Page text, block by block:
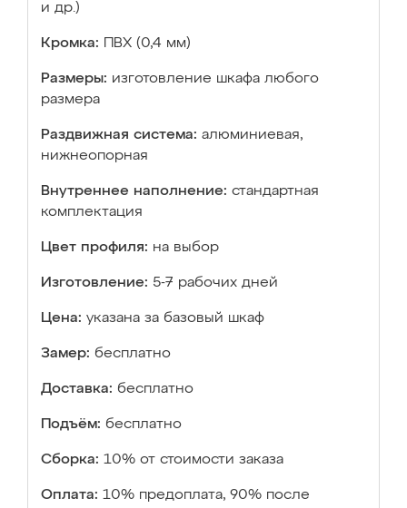
и др.)
Кромка: ПВХ (0,4 мм)
Размеры: изготовление шкафа любого
размера
Раздвижная система: алюминиевая,
нижнеопорная
Внутреннее наполнение: стандартная
комплектация
Цвет профиля: на выбор
Изготовление: 5-7 рабочих дней
Цена: указана за базовый шкаф
Замер: бесплатно
Доставка: бесплатно
Подъём: бесплатно
Сборка: 10% от стоимости заказа
Оплата: 10% предоплата, 90% после